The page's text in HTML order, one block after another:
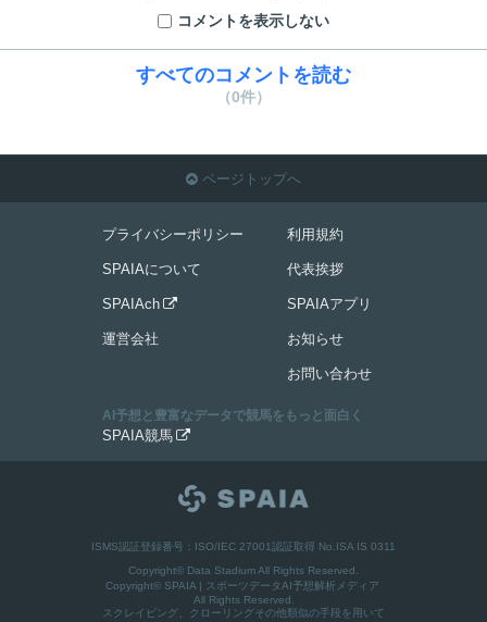
コメントを表示しない
すべてのコメントを読む
（0件）
 ページトップへ
プライバシーポリシー
SPAIAについて
SPAIAch 
運営会社
利用規約
代表挨拶
SPAIAアプリ
お知らせ
お問い合わせ
AI予想と豊富なデータで競馬をもっと面白く
SPAIA競馬 
ISMS認証登録番号：ISO/IEC 27001認証取得 No.ISA IS 0311
Copyright© Data Stadium All Rights Reserved.
Copyright© SPAIA | スポーツデータAI予想解析メディア
All Rights Reserved.
スクレイピング、クローリングその他類似の手段を用いて